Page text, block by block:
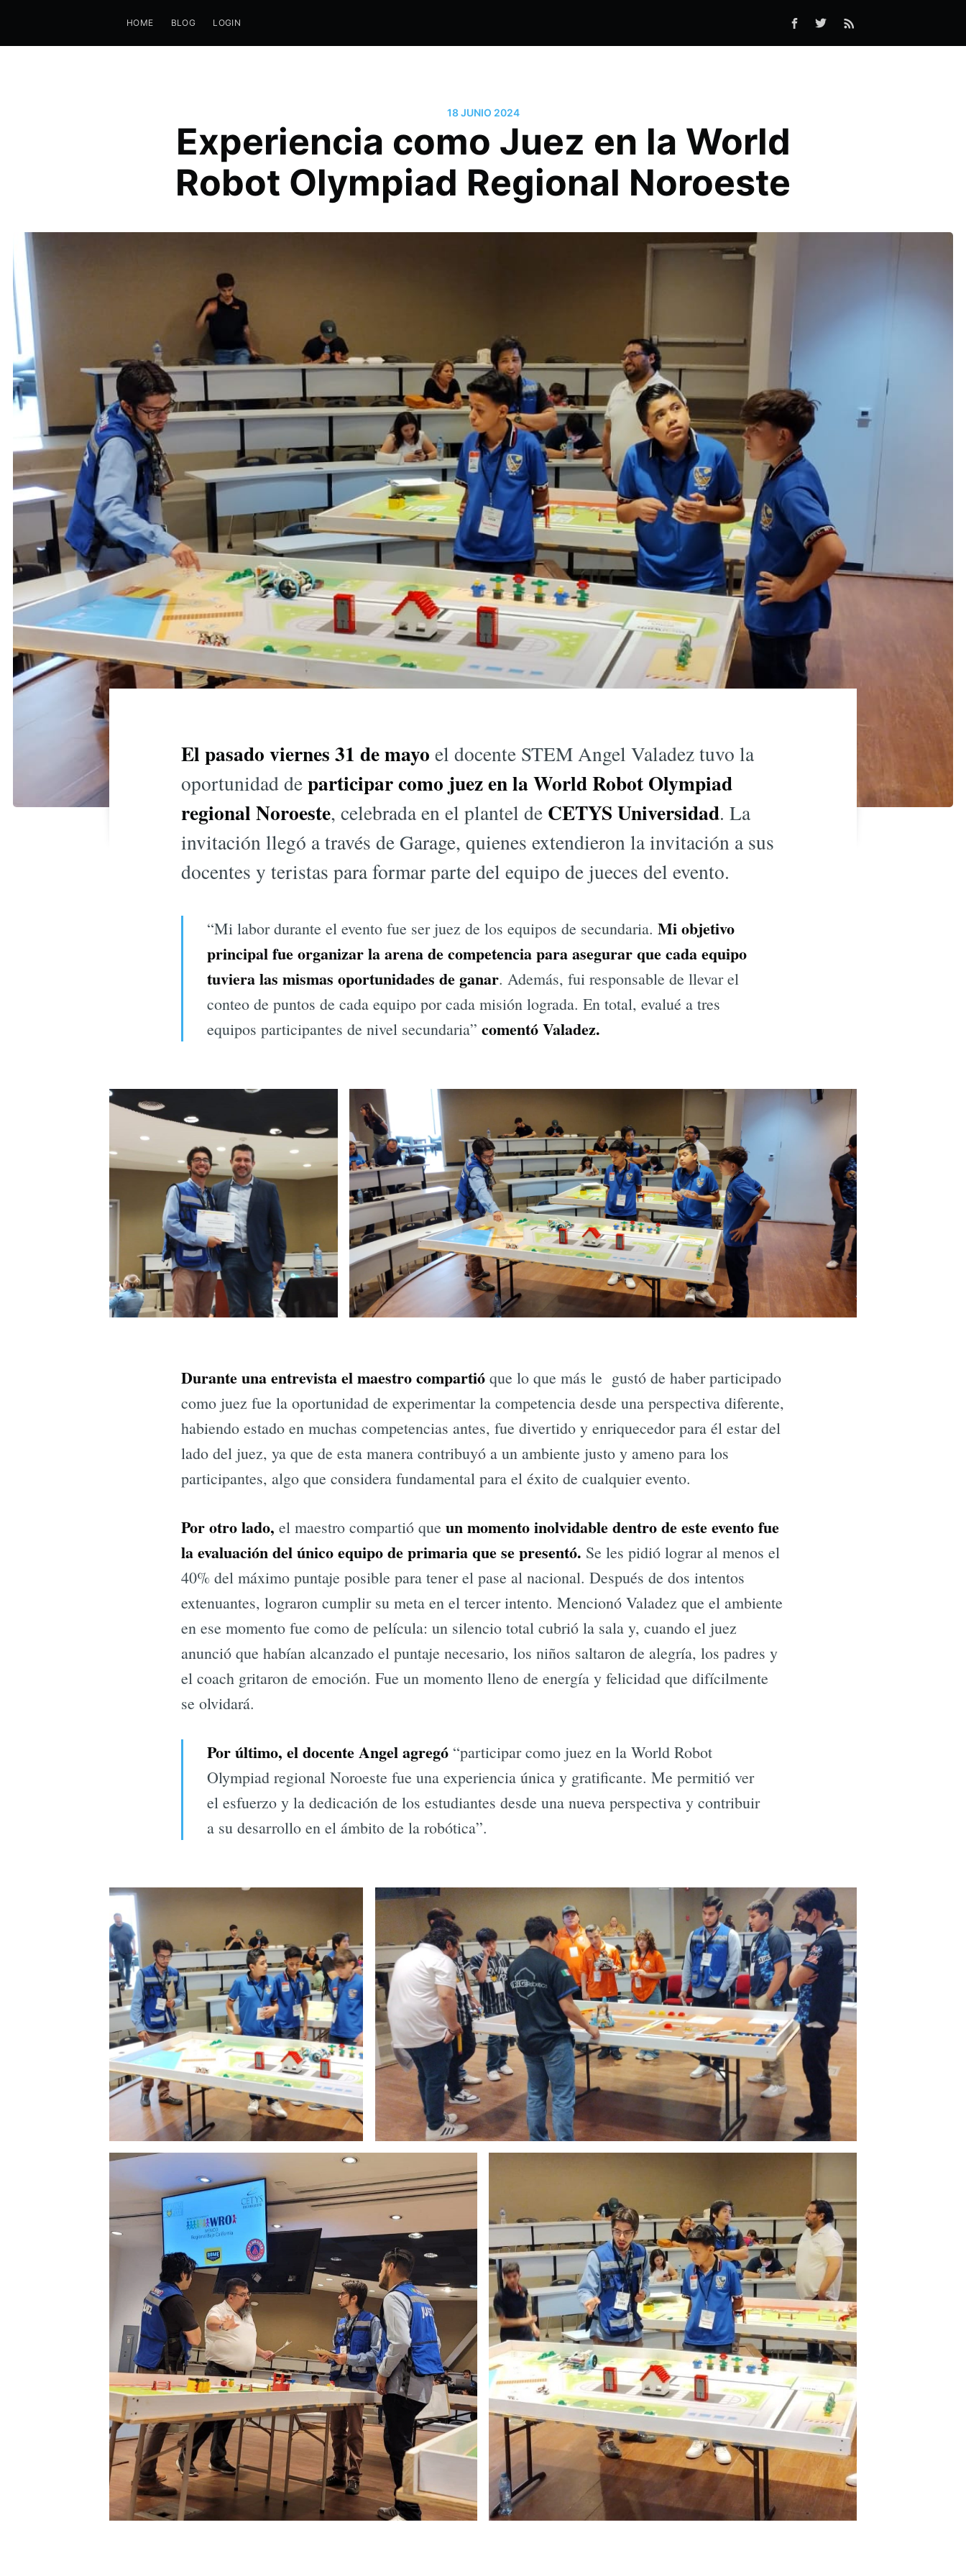
HOME BLOG LOGIN
18 JUNIO 2024
Experiencia como Juez en la World
Robot Olympiad Regional Noroeste
El pasado viernes 31 de mayo el docente STEM Angel Valadez tuvo la
oportunidad departicipar como juez en la World Robot Olympiad
regional Noroeste, celebrada en el plantel de CETYS Universidad. La
invitación llegó a través de Garage, quienes extendieron la invitación a sus
docentes y teristas para formar parte del equipo de jueces del evento.
“Mi labor durante el evento fue ser juez de los equipos de secundaria. Mi objetivo
principal fue organizar la arena de competencia para asegurar que cada equipo
tuviera las mismas oportunidades de ganar. Además, fui responsable de llevar el
conteo de puntos de cada equipo por cada misión lograda. En total, evalué a tres
equipos participantes de nivel secundaria” comentó Valadez.
Durante una entrevista el maestro compartió que lo que más le gustó de haber participado
como juez fue la oportunidad de experimentar la competencia desde una perspectiva diferente,
habiendo estado en muchas competencias antes, fue divertido y enriquecedor para él estar del
lado del juez, ya que de esta manera contribuyó a un ambiente justo y ameno para los
participantes, algo que considera fundamental para el éxito de cualquier evento.
Por otro lado, el maestro compartió que un momento inolvidable dentro de este evento fue
la evaluación del único equipo de primaria que se presentó. Se les pidió lograr al menos el
40% del máximo puntaje posible para tener el pase al nacional. Después de dos intentos
extenuantes, lograron cumplir su meta en el tercer intento. Mencionó Valadez que el ambiente
en ese momento fue como de película: un silencio total cubrió la sala y, cuando el juez
anunció que habían alcanzado el puntaje necesario, los niños saltaron de alegría, los padres y
el coach gritaron de emoción. Fue un momento lleno de energía y felicidad que difícilmente
se olvidará.
Por último, el docente Angel agregó “participar como juez en la World Robot
Olympiad regional Noroeste fue una experiencia única y gratificante. Me permitió ver
el esfuerzo y la dedicación de los estudiantes desde una nueva perspectiva y contribuir
a su desarrollo en el ámbito de la robótica”.